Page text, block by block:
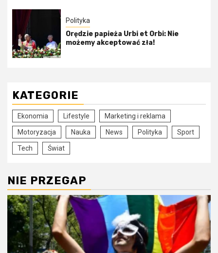
Polityka
Orędzie papieża Urbi et Orbi: Nie
możemy akceptować zła!
KATEGORIE
Ekonomia Lifestyle Marketing i reklama
Motoryzacja Nauka News Polityka Sport
Tech Świat
NIE PRZEGAP